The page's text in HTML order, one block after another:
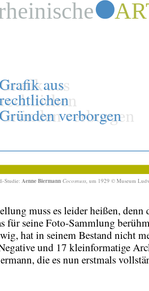
Studie: Aenne Biermann Cocosnuss , um 1929 © Museum
muss es leider heißen, denn
für seine Foto-Sammlung
hat in seinem Bestand nicht
und 17 kleinformatige
die es nun erstmals